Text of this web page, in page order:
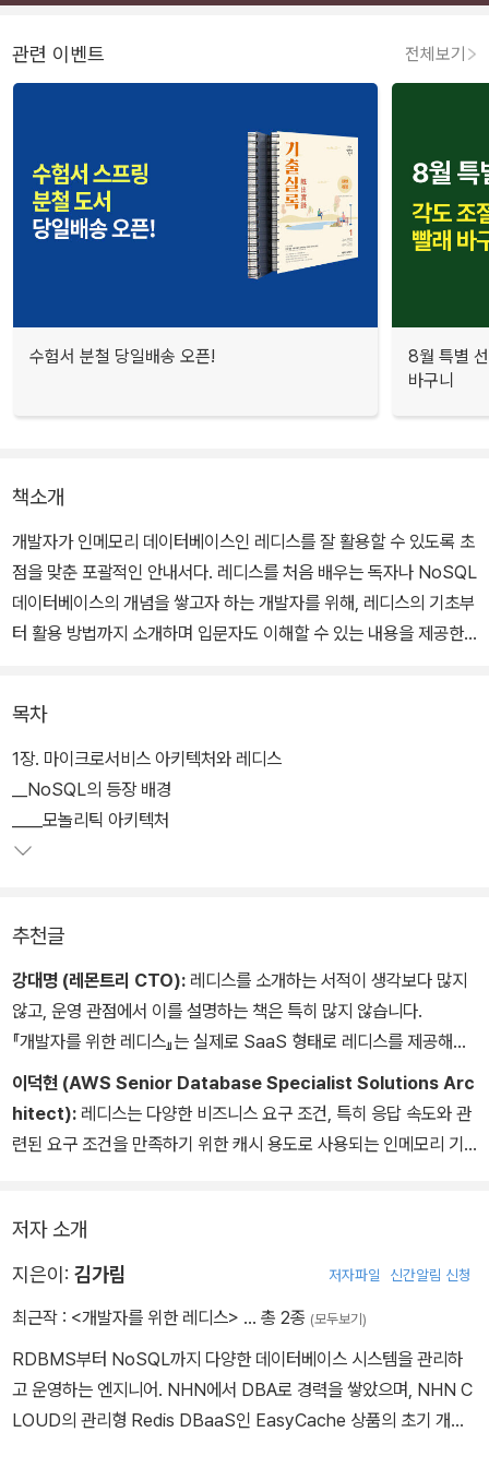
관련 이벤트 전체보기
수험서 분철 당일배송 오픈!
8월 특별
바구니
책소개
개발자가 인메모리 데이터베이스인 레디스를 잘 활용할 수 있도록 초
점을 맞춘 포괄적인 안내서다. 레디스를 처음 배우는 독자나 NoSQL
데이터베이스의 개념을 쌓고자 하는 개발자를 위해, 레디스의 기초부
터 활용 방법까지 소개하며 입문자도 이해할 수 있는 내용을 제공한
레디스를 어떤 상황에서 효율적으로 활용해야 할지 고민하는 개발자
에게는 실제 적용 시나리오와 최적의 사용법에 대한 가이드를 제공해
응용 가능한 전략을 제시한다. 레디스의 장애를 최소화하고 성능을
향상시키기 위한 방법을 다루며, 이를 통해 이미 사용 중인 개발자도
레디스 환경을 안정화하고 최적화할 수 있다.
는 방법에 대한 실전 예제와 구체적인 구현 방법을 제시한다. 또한 레
디스 데이터의 영구 저장 방법과 고가용성 설정을 위한 복제 구조, 센
티널 및 클라이언트 형태로 사용하는 방법을 소개한다. 이를 통해 안
정적이고 확장 가능한 레디스 환경을 구축할 수 있을 것이다. 뿐만 아
제 운영 환경에서 안전하게 관리하고 활용하는 방법을 설명한다. 레
디스의 모니터링을 구성하는 방법과 다운타임을 최소화하면서 버전
을 업그레이드하는 방법을 다뤄 레디스 시스템의 안정성과 성능을 지
책의 내용은 레디스의 최신 버전인 7버전을 기준으로 작성됐으며, 국
내에서는 아직 잘 알려지지 않은 신규 기능들인 stream, sharded p
ub/sub, ACL 그리고 클라이언트 사이드 캐싱 등에 대해 상세히 설
에게 레디스의 깊은 이해와 효율적인 활용에 대한 풍부한 인사이트를
제공할 것으로 기대한다.
목차
1장. 마이크로서비스 아키텍처와 레디스
__NoSQL의 등장 배경
____모놀리틱 아키텍처
추천글
강대명 (레몬트리 CTO): 레디스를 소개하는 서적이 생각보다 많지
않고, 운영 관점에서 이를 설명하는 책은 특히 많지 않습니다.
『개발자를 위한 레디스』는 실제로 SaaS 형태로 레디스를 제공해본
경험이 있는 분이 레디스를 운영하면서 만났던 많은 운영 노하우를
잘 집약해놓은 책입니다.
레디스를 소개하면서 레디스에 경험이 많지 않은 경우에도 쉽게 이해
또한 아직 국내에 소개되지 않았던 최신 기능들(ACL, Sharded Pu
관심이 있으신 분들에게 강력히 추천합니다.
이덕현 (AWS Senior Database Specialist Solutions Arc
hitect): 레디스는 다양한 비즈니스 요구 조건, 특히 응답 속도와 관
련된 요구 조건을 만족하기 위한 캐시 용도로 사용되는 인메모리 기
가 부족한 것도 사실입니다.
『개발자를 위한 레디스』는 레디스에 대해 설치와 구성을 포함한 기본
의 핵심을 다루고 있으며, 실제 구축 예시도 포함하고 있어서 레디스
를 사용하려는 개발자 및 관리자들에게 멋진 참고서가 될 것이라고
생각합니다.
그동안 레디스 관련 참고서가 부족하다고 많이 아쉬웠는데, 지은이의
저자 소개
지은이: 김가림 저자파일 신간알림 신청
최근작 : <개발자를 위한 레디스> … 총 2종 (모두보기)
RDBMS부터 NoSQL까지 다양한 데이터베이스 시스템을 관리하
고 운영하는 엔지니어. NHN에서 DBA로 경력을 쌓았으며, NHN C
LOUD의 관리형 Redis DBaaS인 EasyCache 상품의 초기 개발